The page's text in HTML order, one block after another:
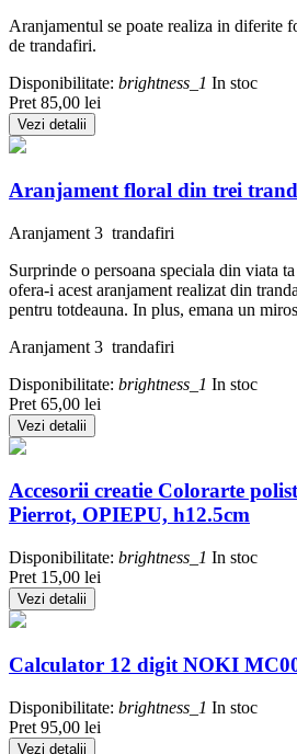
Aranjamentul se poate realiza in diferite
de trandafiri.
Disponibilitate: brightness_1 In stoc
Pret 85,00 lei
Vezi detalii
Aranjament floral din trei
Aranjament 3 trandafiri
Surprinde o persoana speciala din viata
ofera-i acest aranjament realizat din
pentru totdeauna. In plus, emana un
Aranjament 3 trandafiri
Disponibilitate: brightness_1 In stoc
Pret 65,00 lei
Vezi detalii
Accesorii creatie Colorarte
Pierrot, OPIEPU, h12.5cm
Disponibilitate: brightness_1 In stoc
Pret 15,00 lei
Vezi detalii
Calculator 12 digit NOKI
Disponibilitate: brightness_1 In stoc
Pret 95,00 lei
Vezi detalii